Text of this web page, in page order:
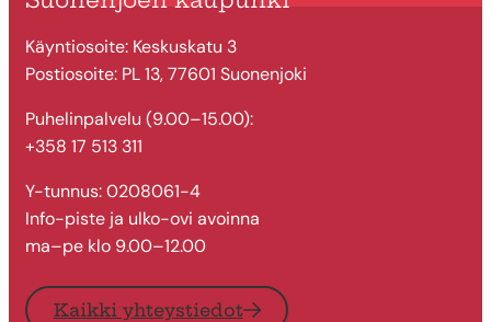
Käyntiosoite: Keskuskatu 3
Postiosoite: PL 13, 77601 Suonenjoki
Puhelinpalvelu (9.00–15.00):
+358 17 513 311
Y-tunnus: 0208061-4
Info-piste ja ulko-ovi avoinna
ma–pe klo 9.00–12.00
Kaikki yhteystiedot